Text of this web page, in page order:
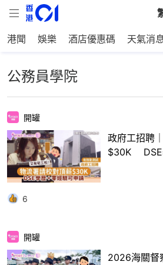
港聞 娛樂 酒店優惠碼 天氣消
公務員學院
開罐
政府工招聘
$30K DSE
6
開罐
2026海關督